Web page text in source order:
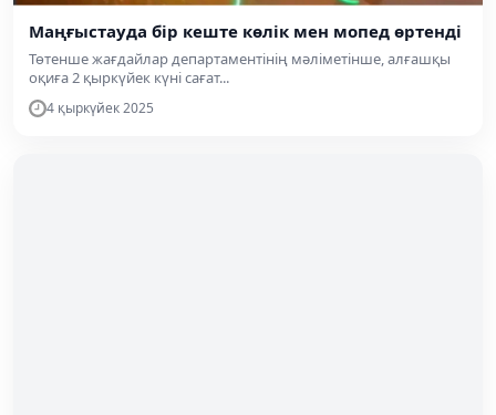
Маңғыстауда бір кеште көлік мен мопед өртенді
Төтенше жағдайлар департаментінің мәліметінше, алғашқы
оқиға 2 қыркүйек күні сағат...
4 қыркүйек 2025